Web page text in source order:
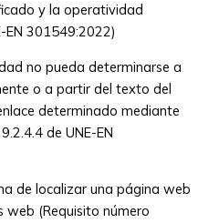
y la operatividad
EN 301549:2022)
no pueda determinarse a
o a partir del texto del
determinado mediante
de UNE-EN
de localizar una página web
web (Requisito número